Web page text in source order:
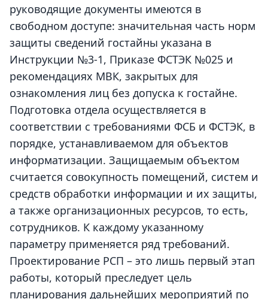
руководящие документы имеются в
свободном доступе: значительная часть норм
защиты сведений гостайны указана в
Инструкции №3-1, Приказе ФСТЭК №025 и
рекомендациях МВК, закрытых для
ознакомления лиц без допуска к гостайне.
Подготовка отдела осуществляется в
соответствии с требованиями ФСБ и ФСТЭК, в
порядке, устанавливаемом для объектов
информатизации. Защищаемым объектом
считается совокупность помещений, систем и
средств обработки информации и их защиты,
а также организационных ресурсов, то есть,
сотрудников. К каждому указанному
параметру применяется ряд требований.
Проектирование РСП – это лишь первый этап
работы, который преследует цель
планирования дальнейших мероприятий по